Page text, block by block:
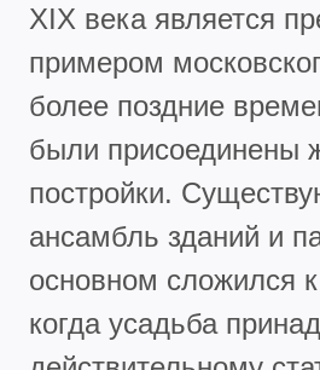
XIX века является
примером
более поздние
были присоединены
постройки.
ансамбль зданий и
основном сложился к
когда усадьба